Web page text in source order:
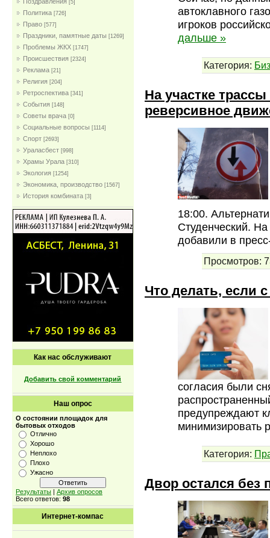
[5]
Политика [726]
Право [577]
Праздники, памятные даты [1269]
Проблемы ЖКХ [1747]
Проиcшествия [2324]
Реклама [21]
Религия [204]
Ретроспектива [341]
События [148]
Советы врача [0]
Социальные вопросы [1114]
Спорт [2693]
Ураласбест [998]
Храмы Урала [310]
Экология [1254]
Экономика, производство [1567]
История комбината [3]
Как нас обслуживают
Добавить свой комментарий
Наш опрос
О состоянии площадок для
бытовых отходов
Отлично
Хорошо
Неплохо
Плохо
Ужасно
Результаты | Архив опросов
Всего ответов: 98
Интернет-компас
автоклавного
игроков
дальше »
Категория:
На участке
реверсивное
18:00.
Студенческий.
добавили в
Просмотров:
Что делать, если
согласия были
предупреждают
минимизировать
Категория:
Двор остался без